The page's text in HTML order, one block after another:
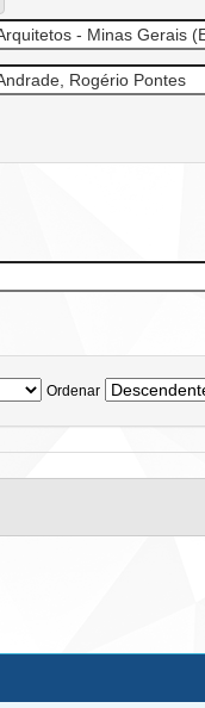
Ordenar